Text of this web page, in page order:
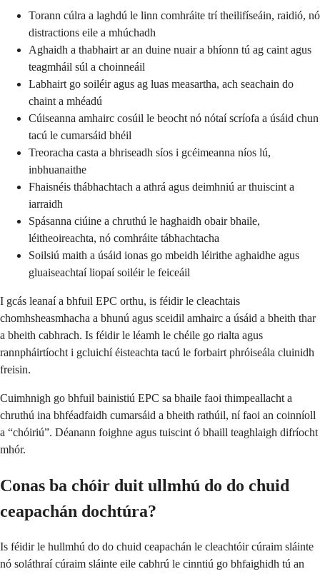
Torann cúlra a laghdú le linn comhráite trí theilifíseáin, raidió, nó
distractions eile a mhúchadh
Aghaidh a thabhairt ar an duine nuair a bhíonn tú ag caint agus
teagmháil súl a choinneáil
Labhairt go soiléir agus ag luas measartha, ach seachain do
chaint a mhéadú
Cúiseanna amhairc cosúil le beocht nó nótaí scríofa a úsáid chun
tacú le cumarsáid bhéil
Treoracha casta a bhriseadh síos i gcéimeanna níos lú,
inbhuanaithe
Fhaisnéis thábhachtach a athrá agus deimhniú ar thuiscint a
iarraidh
Spásanna ciúine a chruthú le haghaidh obair bhaile,
léitheoireachta, nó comhráite tábhachtacha
Soilsiú maith a úsáid ionas go mbeidh léirithe aghaidhe agus
gluaiseachtaí liopaí soiléir le feiceáil
I gcás leanaí a bhfuil EPC orthu, is féidir le cleachtais
chomhsheasmhacha a bhunú agus sceidil amhairc a úsáid a bheith thar
a bheith cabhrach. Is féidir le léamh le chéile go rialta agus
rannpháirtíocht i gcluichí éisteachta tacú le forbairt phróiseála cluinidh
freisin.
Cuimhnigh go bhfuil bainistiú EPC sa bhaile faoi thimpeallacht a
chruthú ina bhféadfaidh cumarsáid a bheith rathúil, ní faoi an coinníoll
a “chóiriú”. Déanann foighne agus tuiscint ó bhaill teaghlaigh difríocht
mhór.
Conas ba chóir duit ullmhú do do chuid
ceapachán dochtúra?
Is féidir le hullmhú do do chuid ceapachán le cleachtóir cúraim sláinte
nó soláthraí cúraim sláinte eile cabhrú le cinntiú go bhfaighidh tú an